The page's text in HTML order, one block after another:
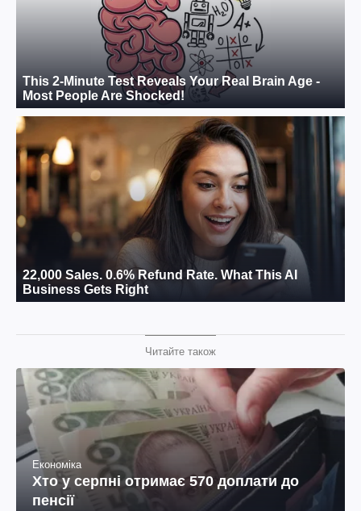
Читайте також
Економіка
Хто у серпні отримає 570 доплати до
пенсії